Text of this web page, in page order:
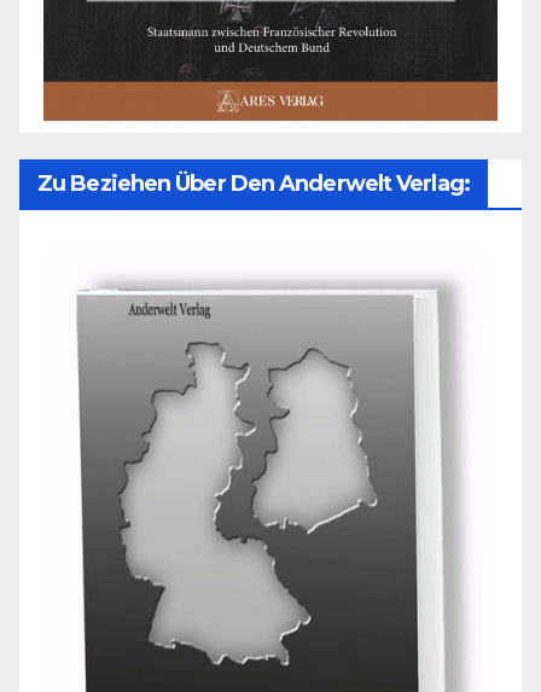
Zu Beziehen Über Den Anderwelt Verlag: